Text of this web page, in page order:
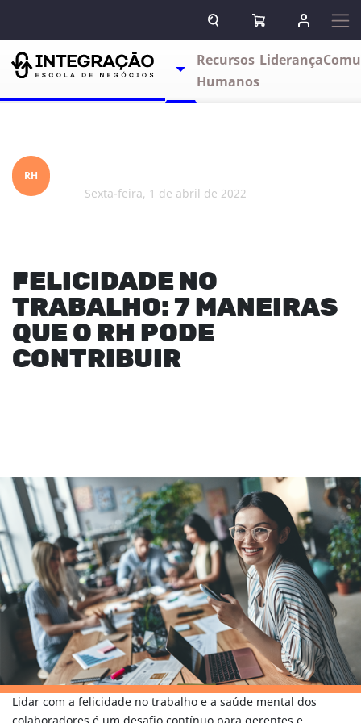
ABRIR CAMPO DE BUSCA
ABRIR CARRINHO
ENTRAR
Escolas
TOGGLE DROPDOWN
Recursos
Humanos
Liderança
RH
sexta-feira, 1 de abril de 2022
FELICIDADE NO
TRABALHO: 7 MANEIRAS
QUE O RH PODE
CONTRIBUIR
Lidar com a felicidade no trabalho e a saúde mental dos